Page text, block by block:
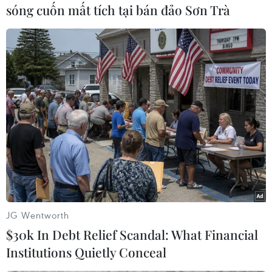
#Geneva #Bạo lực vũ trang
#Chênh lệch giàu nghèo
#Thất nghiệp
Áo
Theo dõi VietnamPlus
sóng cuốn mất tích tại bán đảo Sơn Trà
JG Wentworth
$30k In Debt Relief Scandal: What Financial
Institutions Quietly Conceal